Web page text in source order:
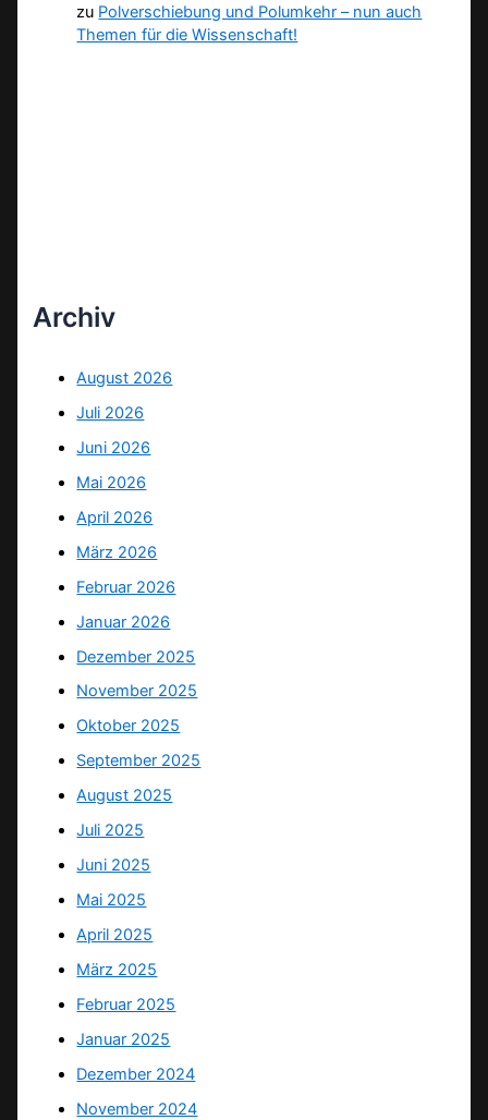
zu Polverschiebung und Polumkehr – nun auch
Themen für die Wissenschaft!
Archiv
August 2026
Juli 2026
Juni 2026
Mai 2026
April 2026
März 2026
Februar 2026
Januar 2026
Dezember 2025
November 2025
Oktober 2025
September 2025
August 2025
Juli 2025
Juni 2025
Mai 2025
April 2025
März 2025
Februar 2025
Januar 2025
Dezember 2024
November 2024